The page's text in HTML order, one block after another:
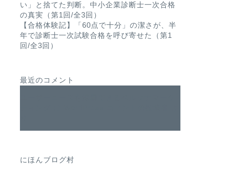
い」と捨てた判断。中小企業診断士一次合格
の真実（第1回/全3回）
【合格体験記】「60点で十分」の潔さが、半
年で診断士一次試験合格を呼び寄せた（第1
回/全3回）
最近のコメント
にほんブログ村